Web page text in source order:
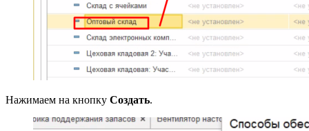
Нажимаем на кнопку Создать.